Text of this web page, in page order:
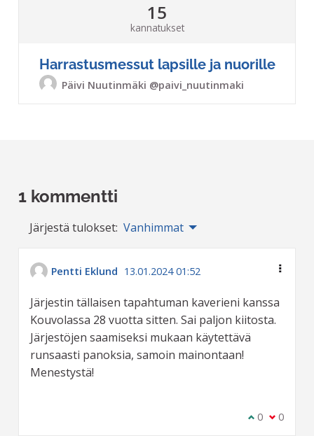
Harrastusmessut lapsille ja nuorille
Päivi Nuutinmäki @paivi_nuutinmaki
15
kannatukset
1 kommentti
Järjestä tulokset: Vanhimmat
Pentti Eklund 13.01.2024 01:52
Järjestin tällaisen tapahtuman kaverieni kanssa
Kouvolassa 28 vuotta sitten. Sai paljon kiitosta.
Järjestöjen saamiseksi mukaan käytettävä
runsaasti panoksia, samoin mainontaan!
Menestystä!
Olen samaa
0 Olen eri
0